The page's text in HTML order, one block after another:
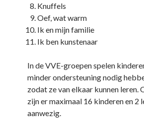
Knuffels
Oef, wat warm
Ik en mijn familie
Ik ben kunstenaar
In de VVE-groepen spelen
minder ondersteuning nodig
zodat ze van elkaar kunnen leren.
zijn er maximaal 16 kinderen en 2
aanwezig.